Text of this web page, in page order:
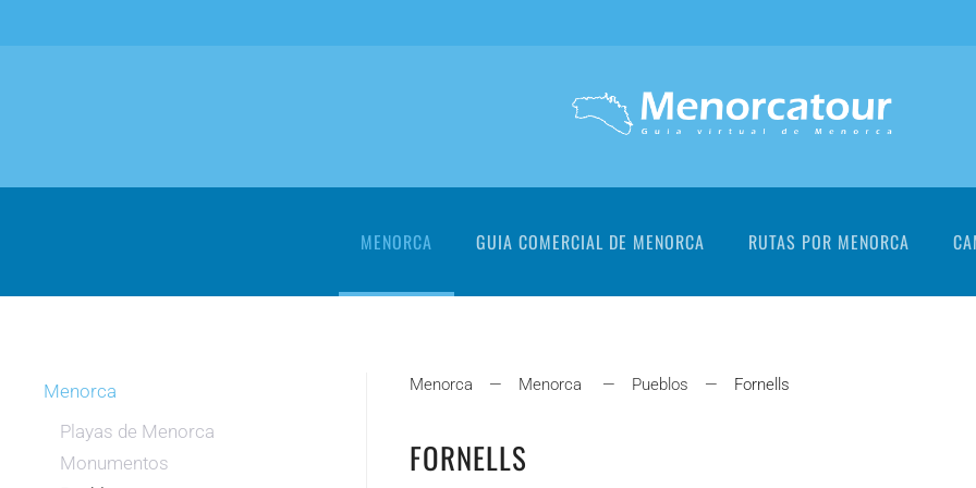
MENORCA GUIA COMERCIAL DE MENORCA RUTAS POR MENORCA
Menorca Menorca Pueblos Fornells
FORNELLS
Menorca
Playas de Menorca
Monumentos